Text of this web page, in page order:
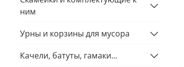
ним
Урны и корзины для мусора
Качели, батуты, гамаки...